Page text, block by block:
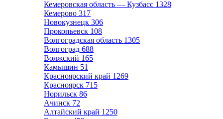
Кемеровская область — Кузбасс 1328
Кемерово 317
Новокузнецк 306
Прокопьевск 108
Волгоградская область 1305
Волгоград 688
Волжский 165
Камышин 51
Красноярский край 1269
Красноярск 715
Норильск 86
Ачинск 72
Алтайский край 1250